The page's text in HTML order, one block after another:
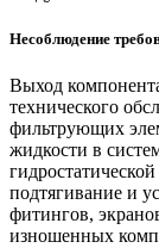
Несоблюдение
Выход
технического
фильтрующих
жидкости в
подтягивание и
фитингов,
изношенных